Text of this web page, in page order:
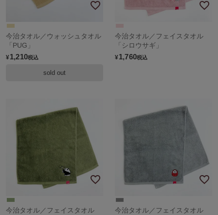
今治タオル／ウォッシュタオル
「PUG」
¥1,210税込
sold out
今治タオル／フェイスタオル
「シロウサギ」
¥1,760税込
今治タオル／フェイスタオル
今治タオル／フェイスタオル